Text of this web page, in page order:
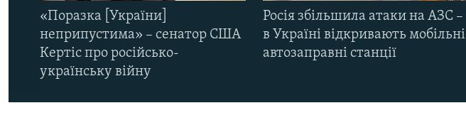
«Поразка [України]
неприпустима» – сенатор США
Кертіс про російсько-
українську війну
Росія збільшила атаки на АЗС –
в Україні відкривають мобільні
автозаправні станції